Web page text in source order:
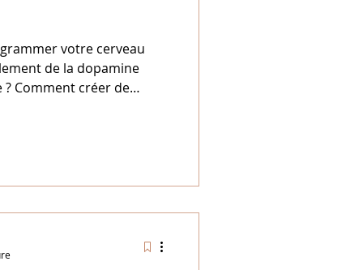
votre cerveau
de la dopamine
Comment créer de
bien-être.